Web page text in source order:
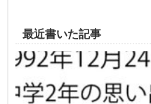
最近書いた記事